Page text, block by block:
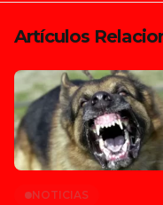
Artículos
NOTICIAS